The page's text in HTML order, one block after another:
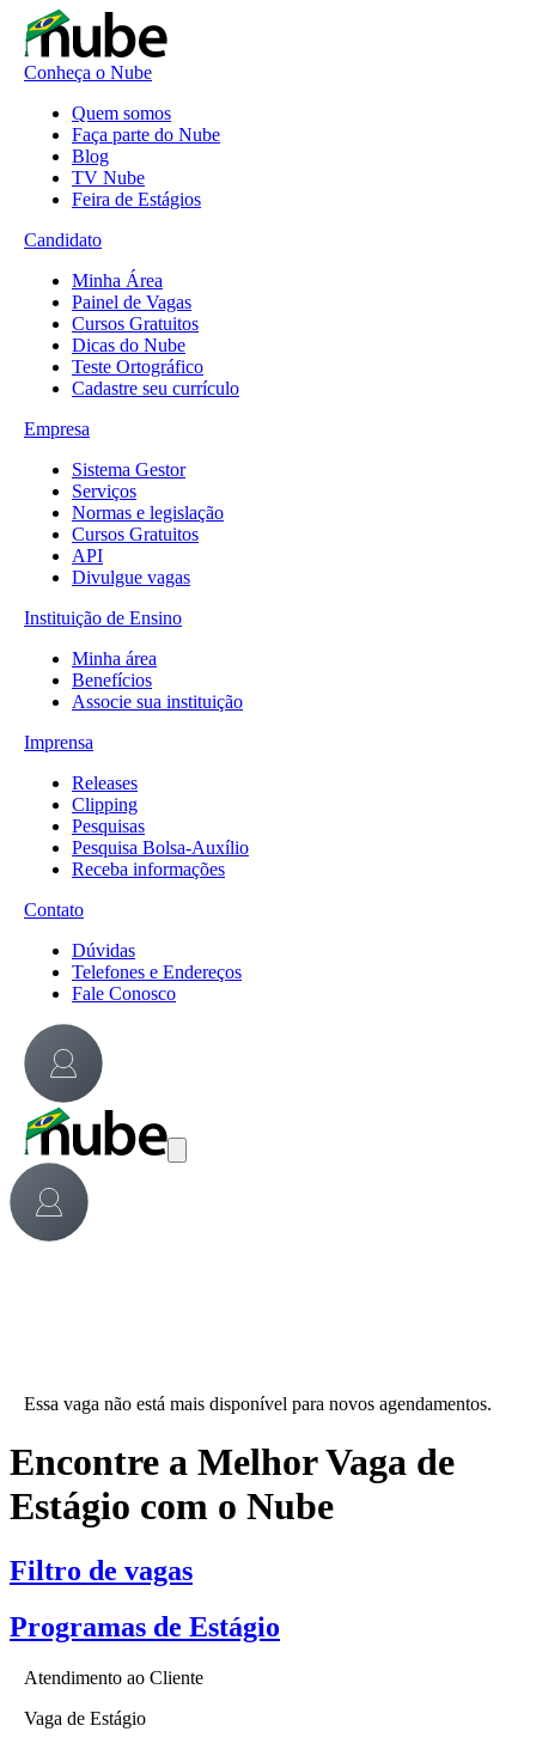
Conheça o Nube
Quem somos
Faça parte do Nube
Blog
TV Nube
Feira de Estágios
Candidato
Minha Área
Painel de Vagas
Cursos Gratuitos
Dicas do Nube
Teste Ortográfico
Cadastre seu currículo
Empresa
Sistema Gestor
Serviços
Normas e legislação
Cursos Gratuitos
API
Divulgue vagas
Instituição de Ensino
Minha área
Benefícios
Associe sua instituição
Imprensa
Releases
Clipping
Pesquisas
Pesquisa Bolsa-Auxílio
Receba informações
Contato
Dúvidas
Telefones e Endereços
Fale Conosco
Essa vaga não está mais disponível para novos agendamentos.
Encontre a Melhor Vaga de
Estágio com o Nube
Filtro de vagas
Programas de Estágio
Atendimento ao Cliente
Vaga de Estágio